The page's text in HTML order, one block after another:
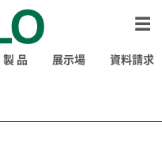
製 品 展示場 資料請求